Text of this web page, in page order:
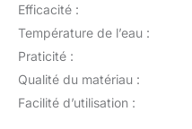
Efficacité :
Température de l’eau :
Praticité :
Qualité du matériau :
Facilité d’utilisation :